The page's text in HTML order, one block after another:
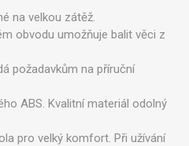
na velkou zátěž.
obvodu umožňuje balit věci z
požadavkům na příruční
ABS. Kvalitní materiál odolný
pro velký komfort. Při užívání